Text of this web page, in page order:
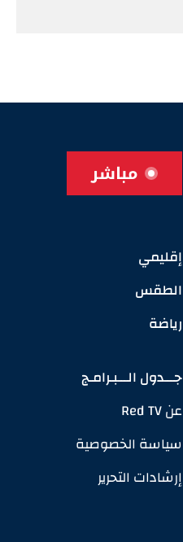
مباشر
إقليمي
الطقس
رياضة
جـــدول الـــبـرامـج
عن Red TV
سياسة الخصوصية
إرشادات التحرير